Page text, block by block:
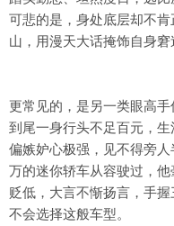
可悲的是，身处底层却不
山，用漫天大话掩饰自身窘
更常见的，是另一类眼高
到尾一身行头不足百元，
偏嫉妒心极强，见不得旁
万的迷你轿车从容驶过，
贬低，大言不惭扬言，手
不会选择这般车型。